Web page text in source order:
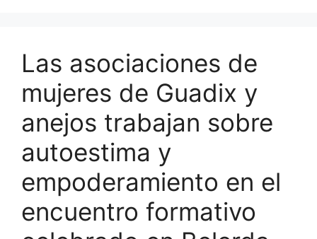
Las asociaciones de
mujeres de Guadix y
anejos trabajan sobre
autoestima y
empoderamiento en el
encuentro formativo